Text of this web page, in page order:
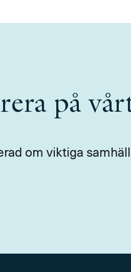
på
om viktiga